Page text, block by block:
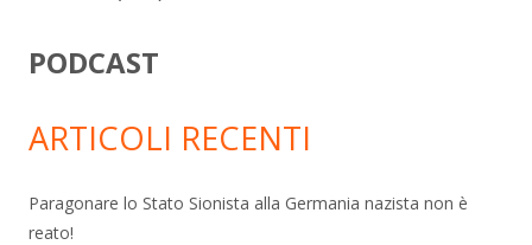
PODCAST
ARTICOLI RECENTI
Paragonare lo Stato Sionista alla Germania nazista non è
reato!